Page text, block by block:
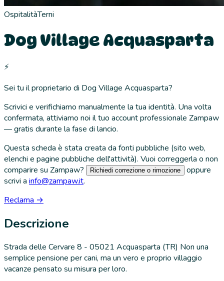
OspitalitàTerni
Dog Village Acquasparta
⚡
Sei tu il proprietario di Dog Village Acquasparta?
Scrivici e verifichiamo manualmente la tua identità. Una volta
confermata, attiviamo noi il tuo account professionale Zampaw
— gratis durante la fase di lancio.
Questa scheda è stata creata da fonti pubbliche (sito web,
elenchi e pagine pubbliche dell'attività). Vuoi correggerla o non
comparire su Zampaw?
Richiedi correzione o rimozione
oppure
scrivi a info@zampaw.it.
Reclama →
Descrizione
Strada delle Cervare 8 - 05021 Acquasparta (TR) Non una
semplice pensione per cani, ma un vero e proprio villaggio
vacanze pensato su misura per loro.